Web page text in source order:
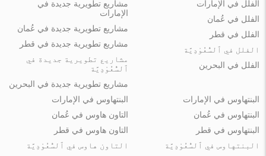
الفلل في الإمارات
الفلل في عُمان
الفلل في قطر
الفلل في ٱلسُّعُوْدِيَّة
الفلل في البحرين
مشاريع تطويرية جديدة في
الإمارات
مشاريع تطويرية جديدة في عُمان
مشاريع تطويرية جديدة في قطر
مشاريع تطويرية جديدة في
ٱلسُّعُوْدِيَّة
مشاريع تطويرية جديدة في البحرين
البنتهاوس في الإمارات
البنتهاوس في عُمان
البنتهاوس في قطر
البنتهاوس في ٱلسُّعُوْدِيَّة
البنتهاوس في الإمارات
التاون هاوس في عُمان
التاون هاوس في قطر
التاون هاوس في ٱلسُّعُوْدِيَّة